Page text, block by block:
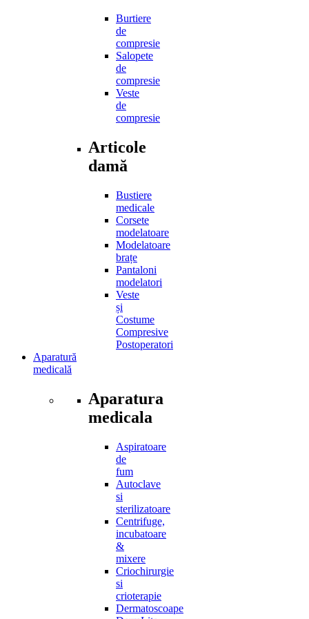
Burtiere
de
compresie
Salopete
de
compresie
Veste
de
compresie
Articole
damă
Bustiere
medicale
Corsete
modelatoare
Modelatoare
brațe
Pantaloni
modelatori
Veste
și
Costume
Compresive
Postoperatori
Aparatură
medicală
Aparatura
medicala
Aspiratoare
de
fum
Autoclave
si
sterilizatoare
Centrifuge,
incubatoare
&
mixere
Criochirurgie
si
crioterapie
Dermatoscoape